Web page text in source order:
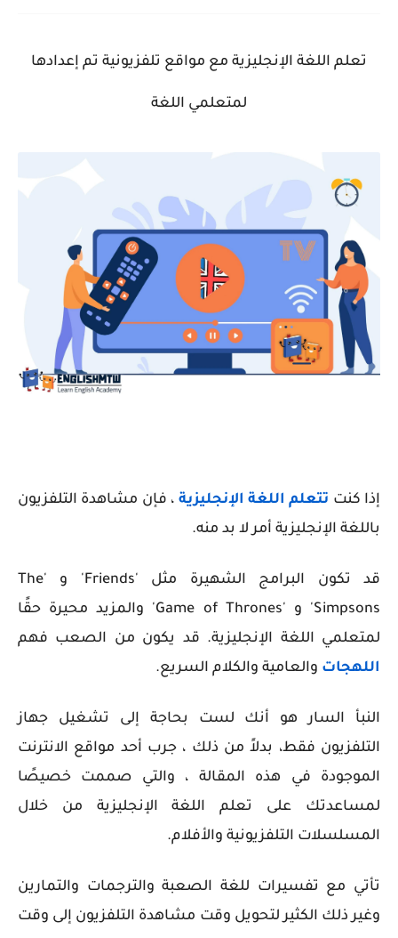
تعلم اللغة الإنجليزية مع مواقع تلفزيونية تم إعدادها
لمتعلمي اللغة
إذا كنت تتعلم اللغة الإنجليزية ، فإن مشاهدة التلفزيون
باللغة الإنجليزية أمر لا بد منه.
قد تكون البرامج الشهيرة مثل 'Friends' و 'The
Simpsons' و 'Game of Thrones' والمزيد محيرة حقًا
لمتعلمي اللغة الإنجليزية. قد يكون من الصعب فهم
اللهجات والعامية والكلام السريع.
النبأ السار هو أنك لست بحاجة إلى تشغيل جهاز
التلفزيون فقط، بدلاً من ذلك ، جرب أحد مواقع الانترنت
الموجودة في هذه المقالة ، والتي صممت خصيصًا
لمساعدتك على تعلم اللغة الإنجليزية من خلال
المسلسلات التلفزيونية والأفلام.
تأتي مع تفسيرات للغة الصعبة والترجمات والتمارين
وغير ذلك الكثير لتحويل وقت مشاهدة التلفزيون إلى وقت